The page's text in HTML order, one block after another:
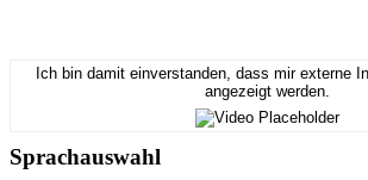
Ich bin damit einverstanden, dass mir externe
angezeigt werden.
Sprachauswahl